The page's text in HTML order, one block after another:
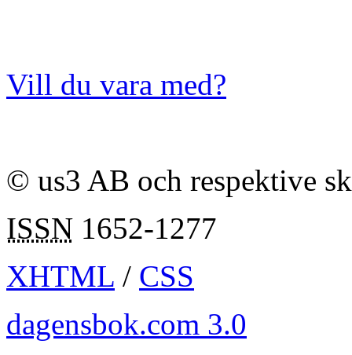
Vill du vara med?
© us3 AB och respektive
ISSN 1652-1277
XHTML / CSS
dagensbok.com 3.0